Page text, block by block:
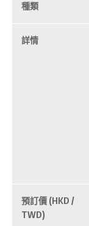
種類
詳情
預訂價 (HKD /
TWD)